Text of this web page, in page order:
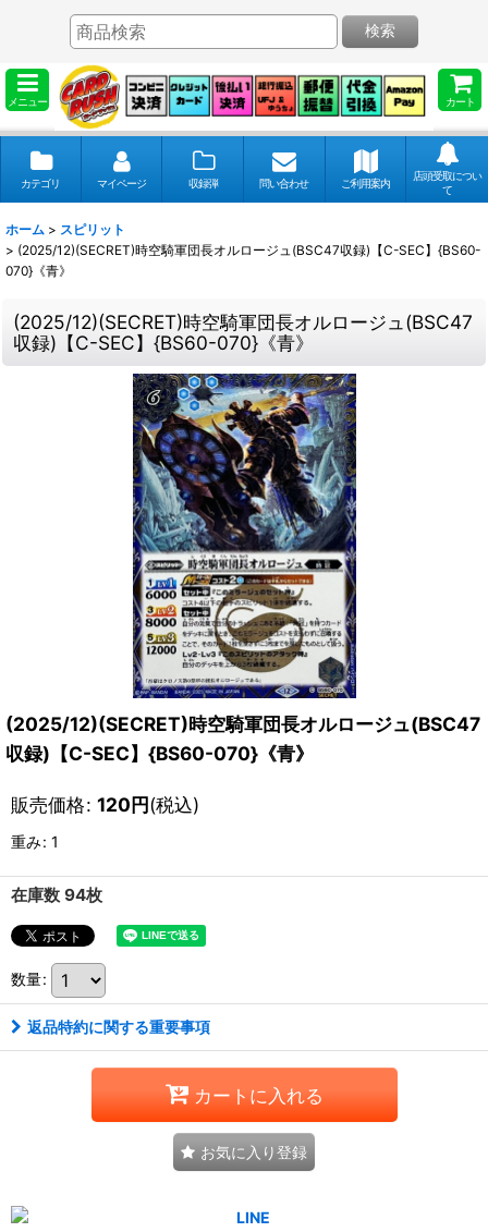
メニュー カート
検索
カテゴリ マイページ 収録弾 問い合わせ ご利用案内
店頭受取につい
て
ホーム > スピリット
> (2025/12)(SECRET)時空騎軍団長オルロージュ(BSC47収録)【C-SEC】{BS60-
070}《青》
(2025/12)(SECRET)時空騎軍団長オルロージュ(BSC47
収録)【C-SEC】{BS60-070}《青》
(2025/12)(SECRET)時空騎軍団長オルロージュ(BSC47
収録)【C-SEC】{BS60-070}《青》
販売価格: 120円(税込)
重み: 1
在庫数 94枚
数量:
返品特約に関する重要事項
カートに入れる
お気に入り登録